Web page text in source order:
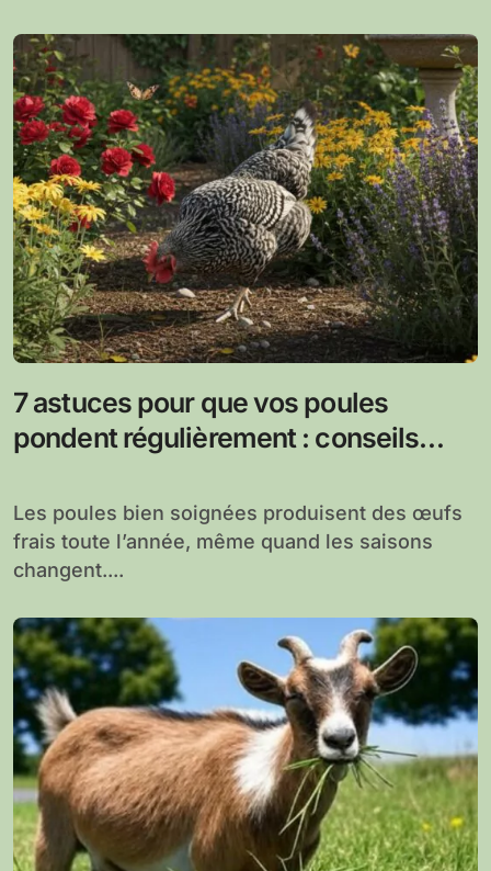
7 astuces pour que vos poules
pondent régulièrement : conseils
Les poules bien soignées produisent des œufs
frais toute l’année, même quand les saisons
changent....